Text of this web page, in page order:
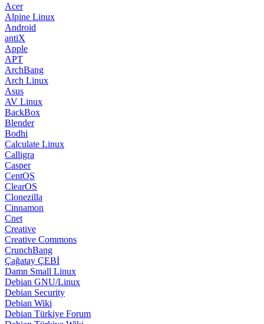
Acer
Alpine Linux
Android
antiX
Apple
APT
ArchBang
Arch Linux
Asus
AV Linux
BackBox
Blender
Bodhi
Calculate Linux
Calligra
Casper
CentOS
ClearOS
Clonezilla
Cinnamon
Cnet
Creative
Creative Commons
CrunchBang
Çağatay ÇEBİ
Damn Small Linux
Debian GNU/Linux
Debian Security
Debian Wiki
Debian Türkiye Forum